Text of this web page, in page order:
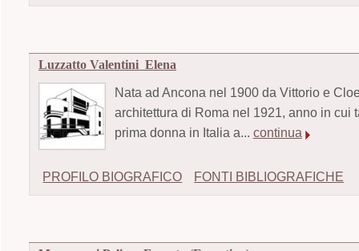
Luzzatto Valentini Elena
Nata ad Ancona nel 1900 da Vittorio e
architettura di Roma nel 1921, anno in
prima donna in Italia a... continua
PROFILO BIOGRAFICO FONTI BIBLIOGRAFICHE